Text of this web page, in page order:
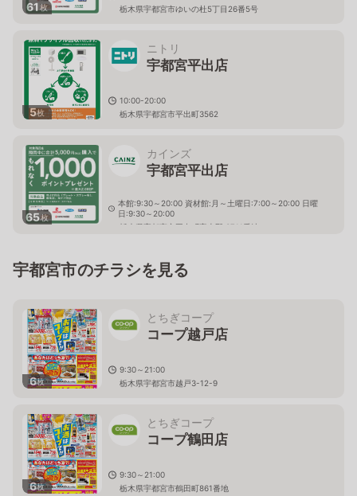
61枚
栃木県宇都宮市ゆいの杜5丁目26番5号
5枚
ニトリ
宇都宮平出店
10:00-20:00
栃木県宇都宮市平出町3562
65枚
カインズ
宇都宮平出店
本館:9:30～20:00 資材館:月～土曜日:7:00～20:00 日曜
日:9:30～20:00
栃木県宇都宮市平出町字上野 3711番地
宇都宮市のチラシを見る
6枚
とちぎコープ
コープ越戸店
9:30～21:00
栃木県宇都宮市越戸3-12-9
6枚
とちぎコープ
コープ鶴田店
9:30～21:00
栃木県宇都宮市鶴田町861番地